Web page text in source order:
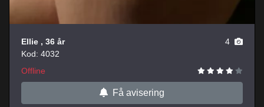
Ellie , 36 år
4
Kod: 4032
Offline
Få avisering